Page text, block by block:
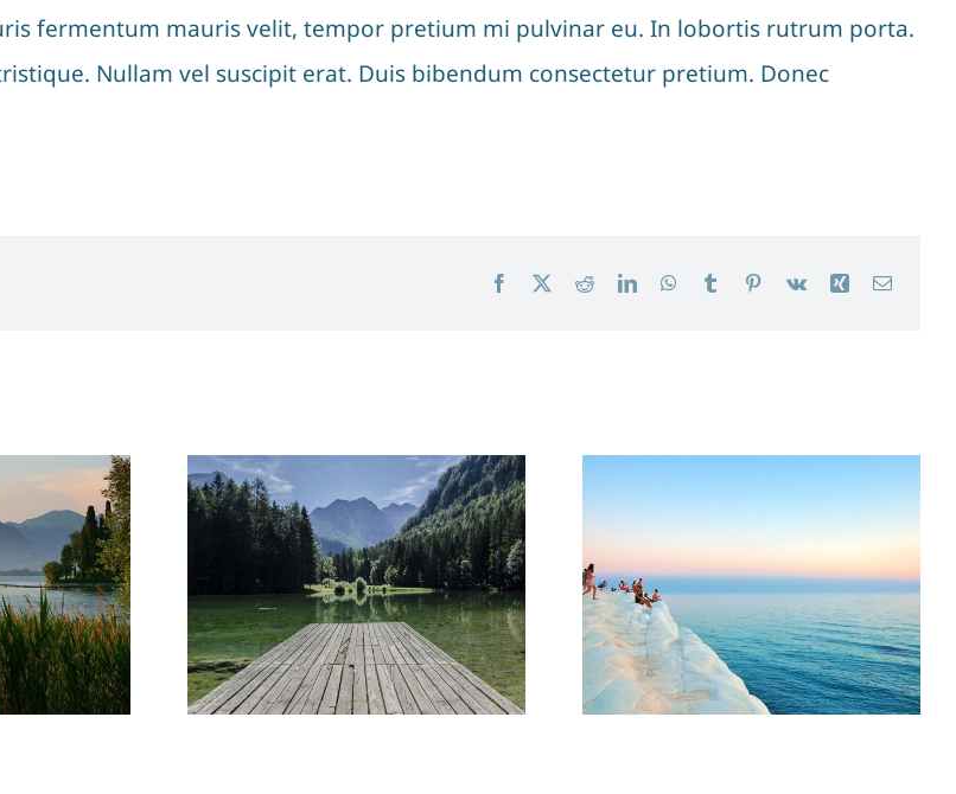
fermentum mauris velit, tempor pretium mi pulvinar eu. In lobortis rutrum porta.
Nullam vel suscipit erat. Duis bibendum consectetur pretium. Donec
Facebook RedditLinkedInWhatsApp
Tumblr Pinterest
Vk Xing E-
Canada South Africa